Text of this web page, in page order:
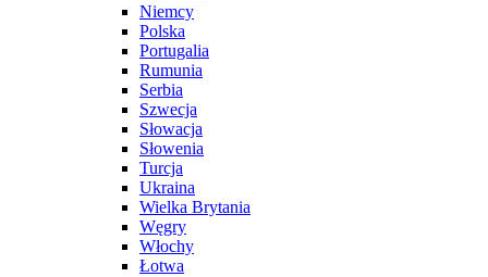
Niemcy
Polska
Portugalia
Rumunia
Serbia
Szwecja
Słowacja
Słowenia
Turcja
Ukraina
Wielka Brytania
Węgry
Włochy
Łotwa